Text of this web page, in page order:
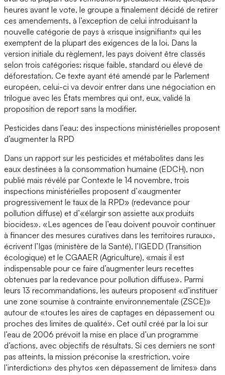
heures avant le vote, le groupe a finalement décidé de retirer
ces amendements, à l’exception de celui introduisant la
nouvelle catégorie de pays à «risque insignifiant» qui les
exemptent de la plupart des exigences de la loi. Dans la
version initiale du règlement, les pays doivent être classés
selon trois catégories: risque faible, standard ou élevé de
déforestation. Ce texte ayant été amendé par le Parlement
européen, celui-ci va devoir entrer dans une négociation en
trilogue avec les États membres qui ont, eux, validé la
proposition de report sans la modifier.
Pesticides dans l’eau: des inspections ministérielles proposent
d’augmenter la RPD
Dans un rapport sur les pesticides et métabolites dans les
eaux destinées à la consommation humaine (EDCH), non
publié mais révélé par Contexte le 14 novembre, trois
inspections ministérielles proposent d’«augmenter
progressivement le taux de la RPD» (redevance pour
pollution diffuse) et d’«élargir son assiette aux produits
biocides». «Les agences de l’eau doivent pouvoir continuer
à financer des mesures curatives dans les territoires ruraux»,
écrivent l’Igas (ministère de la Santé), l’IGEDD (Transition
écologique) et le CGAAER (Agriculture), «mais il est
indispensable pour ce faire d’augmenter leurs recettes
obtenues par la redevance pour pollution diffuse». Parmi
leurs 13 recommandations, les auteurs proposent «d’instituer
une zone soumise à contrainte environnementale (ZSCE)»
autour de «toutes les aires de captages en dépassement ou
proches des limites de qualité». Cet outil créé par la loi sur
l’eau de 2006 prévoit la mise en place d’un programme
d’actions, avec objectifs de résultats. Si ces derniers ne sont
pas atteints, la mission préconise la «restriction, voire
l’interdiction» des phytos «en dépassement de limites» dans